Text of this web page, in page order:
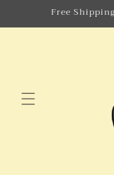
Skip toFree